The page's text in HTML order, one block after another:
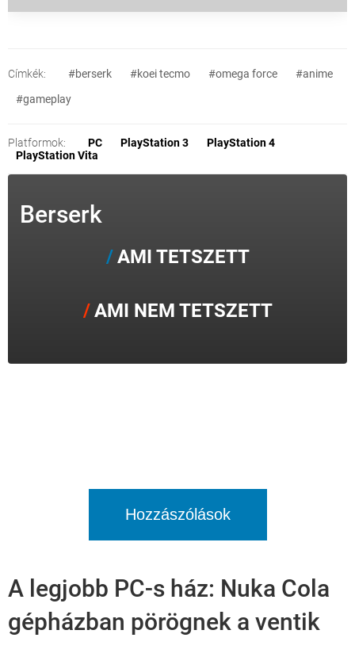
Címkék: #berserk #koei tecmo #omega force
#anime
#gameplay
Platformok: PC PlayStation 3
PlayStation 4
PlayStation Vita
Berserk
AMI TETSZETT
AMI NEM TETSZETT
Hozzászólások
A legjobb PC-s ház: Nuka Cola
gépházban pörögnek a ventik